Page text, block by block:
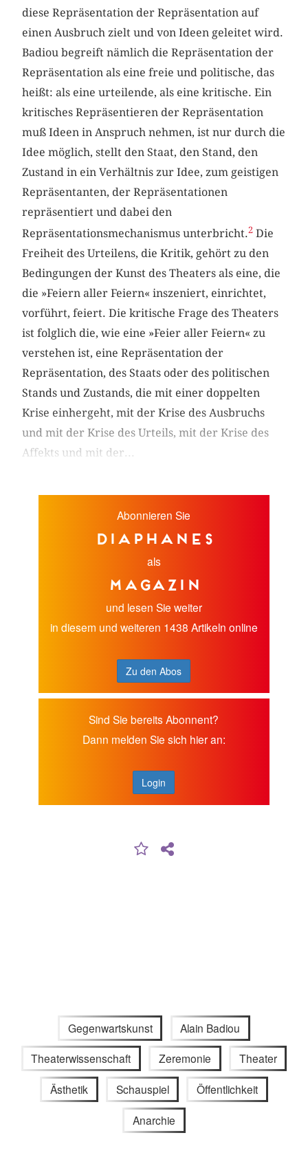
diese Repräsentation der Repräsentation auf
einen Ausbruch zielt und von Ideen geleitet wird.
Badiou begreift nämlich die Repräsentation der
Repräsentation als eine freie und politische, das
heißt: als eine urteilende, als eine kritische. Ein
kritisches Repräsentieren der Repräsentation
muß Ideen in Anspruch nehmen, ist nur durch die
Idee möglich, stellt den Staat, den Stand, den
Zustand in ein Verhältnis zur Idee, zum geistigen
Repräsentanten, der Repräsentationen
repräsentiert und dabei den
Repräsentationsmechanismus unterbricht.2 Die
Freiheit des Urteilens, die Kritik, gehört zu den
Bedingungen der Kunst des Theaters als eine, die
die »Feiern aller Feiern« inszeniert, einrichtet,
vorführt, feiert. Die kritische Frage des Theaters
ist folglich die, wie eine »Feier aller Feiern« zu
verstehen ist, eine Repräsentation der
Repräsentation, des Staats oder des politischen
Stands und Zustands, die mit einer doppelten
Krise einhergeht, mit der Krise des Ausbruchs
und mit der Krise des Urteils, mit der Krise des
Affekts und mit der...
Abonnieren Sie
diaphanes
als
Magazin
und lesen Sie weiter
in diesem und weiteren 1438 Artikeln online
Zu den Abos
Sind Sie bereits Abonnent?
Dann melden Sie sich hier an:
Login
Gegenwartskunst Alain Badiou
Theaterwissenschaft Zeremonie Theater
Ästhetik Schauspiel Öffentlichkeit
Anarchie